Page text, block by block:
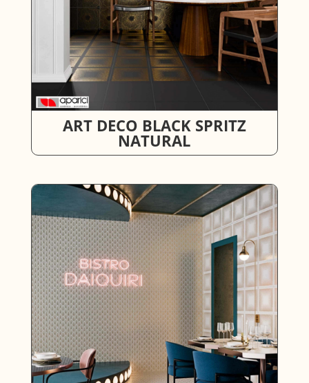
ART DECO BLACK SPRITZ
NATURAL